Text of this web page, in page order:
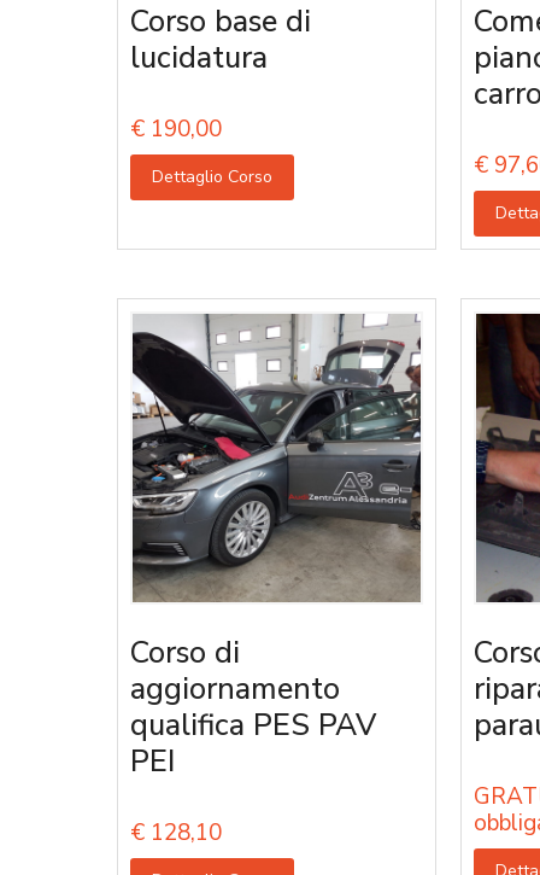
Corso base di
lucidatura
€ 190,00
Dettaglio Corso €
Corso di
aggiornamento
qualifica PES PAV
PEI
€ 128,10